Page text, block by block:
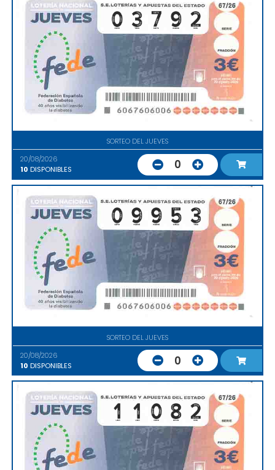
SORTEO DEL JUEVES
20/08/2026
10 DISPONIBLES 0
SORTEO DEL JUEVES
20/08/2026
10 DISPONIBLES 0